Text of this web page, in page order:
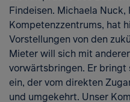
Findeisen. Michaela
Kompetenzzentrums, hat
Vorstellungen von den
Mieter will sich mit
vorwärtsbringen. Er bringt
ein, der vom direkten
und umgekehrt. Unser